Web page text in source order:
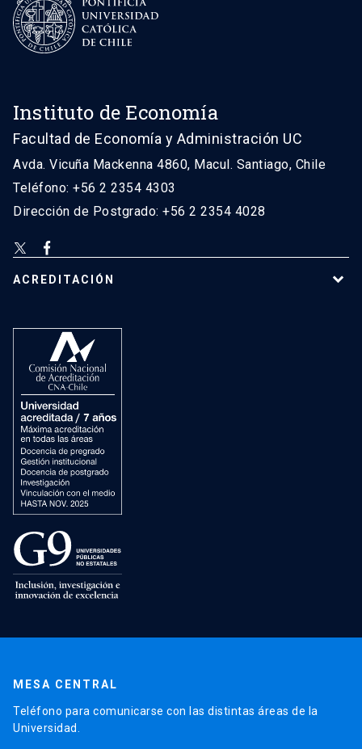
Instituto de Economía
Facultad de Economía y Administración UC
Avda. Vicuña Mackenna 4860, Macul. Santiago, Chile
Teléfono: +56 2 2354 4303
Dirección de Postgrado: +56 2 2354 4028
ACREDITACIÓN
MESA CENTRAL
Teléfono para comunicarse con las distintas áreas de la
Universidad.